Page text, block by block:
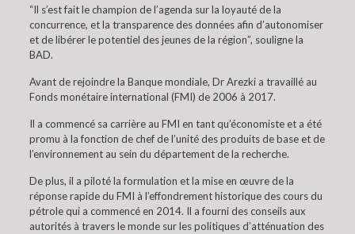
“Il s’est fait le champion de l’agenda sur la loyauté de la
concurrence, et la transparence des données afin d’autonomiser
et de libérer le potentiel des jeunes de la région”, souligne la
BAD.
Avant de rejoindre la Banque mondiale, Dr Arezki a travaillé au
Fonds monétaire international (FMI) de 2006 à 2017.
Il a commencé sa carrière au FMI en tant qu’économiste et a été
promu à la fonction de chef de l’unité des produits de base et de
l’environnement au sein du département de la recherche.
De plus, il a piloté la formulation et la mise en œuvre de la
réponse rapide du FMI à l’effondrement historique des cours du
pétrole qui a commencé en 2014. Il a fourni des conseils aux
autorités à travers le monde sur les politiques d’atténuation des